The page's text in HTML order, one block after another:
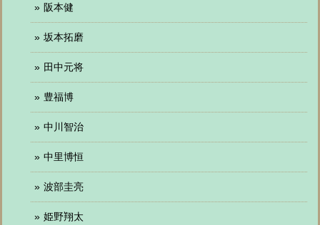
阪本健
坂本拓磨
田中元将
豊福博
中川智治
中里博恒
波部圭亮
姫野翔太